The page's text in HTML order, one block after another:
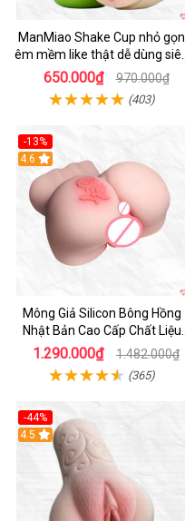
ManMiao Shake Cup nhỏ gọn
êm mềm like thật dễ dùng siêu
hưng phấn
650.000₫ 970.000₫
(403)
-13%
4.6
Mông Giả Silicon Bông Hồng
Nhật Bản Cao Cấp Chất Liệu
Mềm Mại
1.290.000₫ 1.482.000₫
(365)
-44%
4.5